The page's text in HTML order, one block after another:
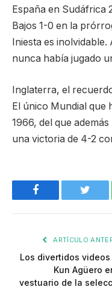
España en Sudáfrica
Bajos 1-0 en la
Iniesta es inolvidable.
nunca había jugado
Inglaterra, el
El único Mundial que
1966, del que
una victoria de 4-2
Facebook
ARTÍCULO
Los divertidos videos
Kun Agüero
vestuario de la